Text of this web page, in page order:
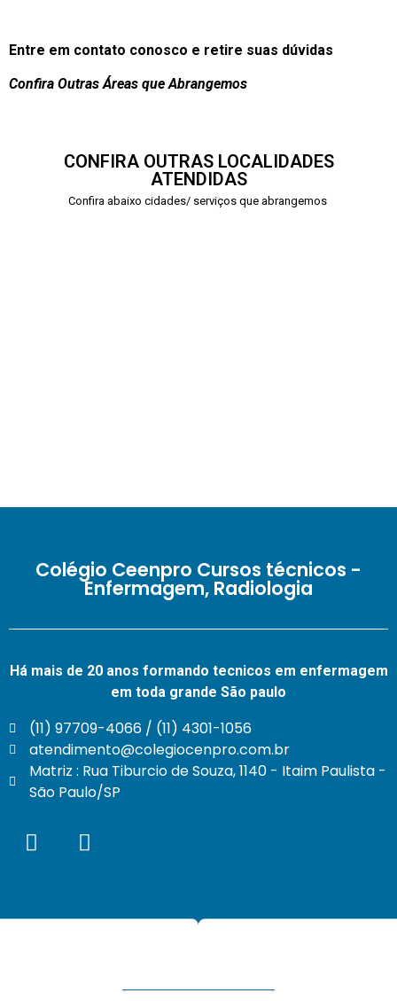
Entre em contato conosco e retire suas dúvidas
Confira Outras Áreas que Abrangemos
CONFIRA OUTRAS LOCALIDADES
ATENDIDAS
Confira abaixo cidades/ serviços que abrangemos
Colégio Ceenpro Cursos técnicos -
Enfermagem, Radiologia
Há mais de 20 anos formando tecnicos em enfermagem
em toda grande São paulo
(11) 97709-4066 / (11) 4301-1056
atendimento@colegiocenpro.com.br
Matriz : Rua Tiburcio de Souza, 1140 - Itaim Paulista -
São Paulo/SP